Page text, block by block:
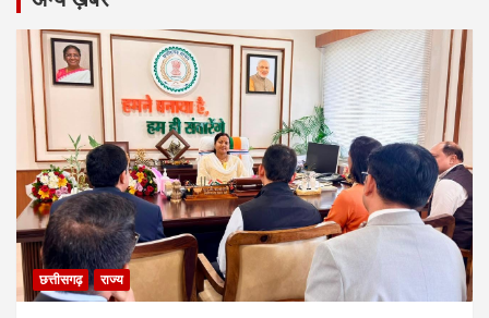
छत्तीसगढ़ राज्य